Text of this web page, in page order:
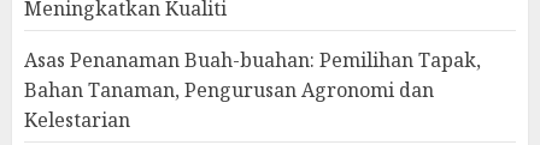
Meningkatkan Kualiti
Asas Penanaman Buah-buahan: Pemilihan Tapak,
Bahan Tanaman, Pengurusan Agronomi dan
Kelestarian